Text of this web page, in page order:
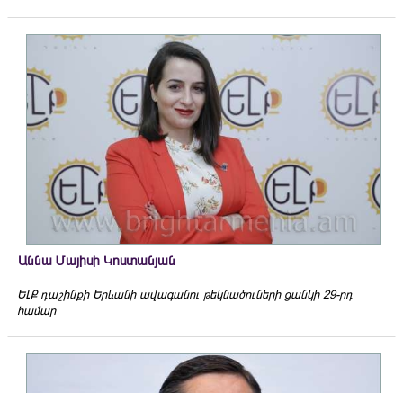
Աննա Մայիսի Կոստանյան
ԵԼՔ դաշինքի Երևանի ավագանու թեկնածուների ցանկի 29-րդ
համար